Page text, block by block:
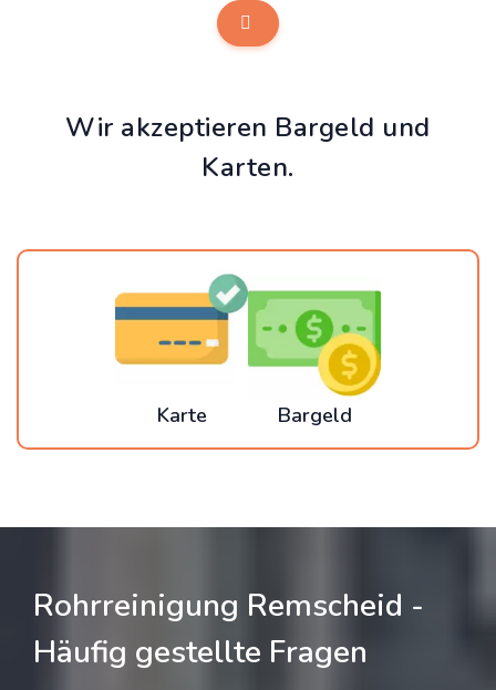
Wir akzeptieren Bargeld und
Karten.
Karte Bargeld
Rohrreinigung Remscheid -
Häufig gestellte Fragen